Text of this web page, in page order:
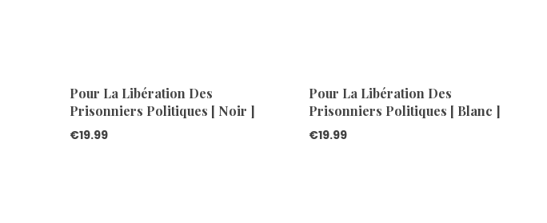
Pour La Libération Des
Prisonniers Politiques [ Noir ]
€19.99
Pour La Libération Des
Prisonniers Politiques [ Blanc ]
€19.99